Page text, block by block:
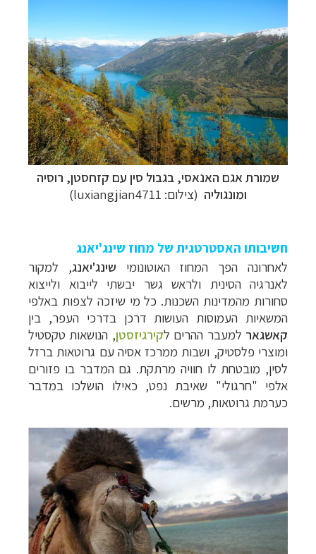
שמורת אגם האנאסי, בגבול סין עם קזחסטן, רוסיה
ומונגוליה (צילום: l uxiangjian4711
)
חשיבותו האסטרטגית של מחוז שינג'יאנג
לאחרונה הפך המחוז האוטונומי שינג'יאנג, למקור
לאנרגיה הסינית ולראש גשר יבשתי לייבוא ולייצוא
סחורות מהמדינות השכנות. כל מי שיזכה לצפות באלפי
המשאיות העמוסות העושות דרכן בדרכי העפר, בין
קאשגאר למעבר ההרים לקירגיזסטן, הנושאות טקסטיל
ומוצרי פלסטיק, ושבות ממרכז אסיה עם גרוטאות ברזל
לסין, מובטחת לו חוויה מרתקת. גם המדבר בו פזורים
אלפי "חרגולי" שאיבת נפט, כאילו הושלכו במדבר
כערמת גרוטאות, מרשים.